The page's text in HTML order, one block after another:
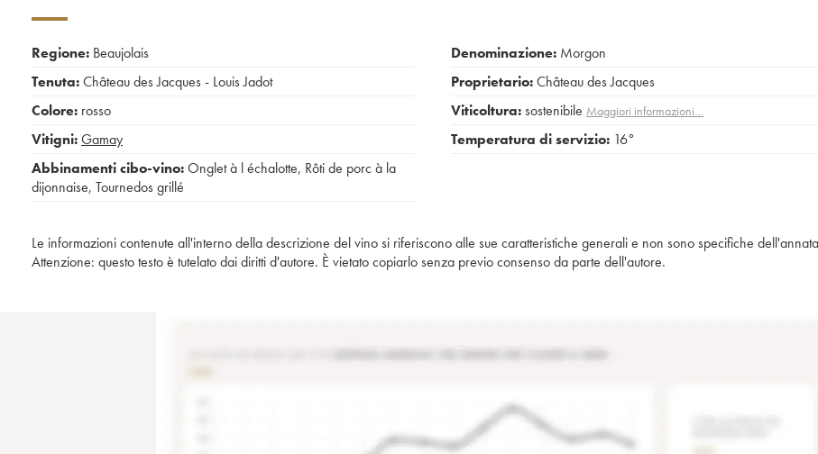
Regione: Beaujolais
Tenuta:Château des Jacques - Louis Jadot
Colore: rosso
Vitigni:Gamay
Abbinamenti cibo-vino:Onglet à l échalotte, Rôti de porc à la
dijonnaise, Tournedos grillé
Denominazione: Morgon
Proprietario:Château des Jacques
Viticoltura:sostenibile Maggiori informazioni…
Temperatura di servizio: 16°
Le informazioni contenute all'interno della descrizione del vino si riferiscono alle sue caratteristiche generali e non sono specifiche
Attenzione: questo testo è tutelato dai diritti d'autore. È vietato copiarlo senza previo consenso da parte dell'autore.